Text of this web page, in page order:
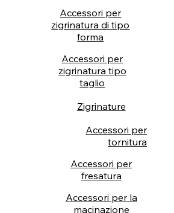
Accessori per
zigrinatura di tipo
forma
Accessori per
zigrinatura tipo
taglio
Zigrinature
Accessori per
tornitura
Accessori per
fresatura
Accessori per la
macinazione